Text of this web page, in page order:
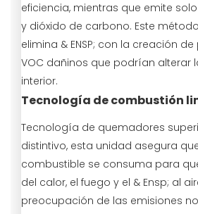
eficiencia, mientras que emite
y dióxido de carbono. Este
elimina & ENSP; con la creación
VOC dañinos que podrían alterar
interior.
Tecnología de combustión
Tecnología de quemadores
distintivo, esta unidad asegura
combustible se consuma para
del calor, el fuego y el & Ensp; al
preocupación de las emisiones